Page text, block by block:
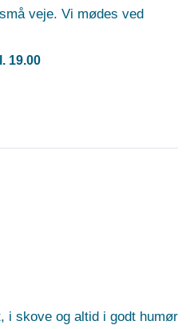
veje. Vi mødes ved
19.00
i skove og altid i godt humør